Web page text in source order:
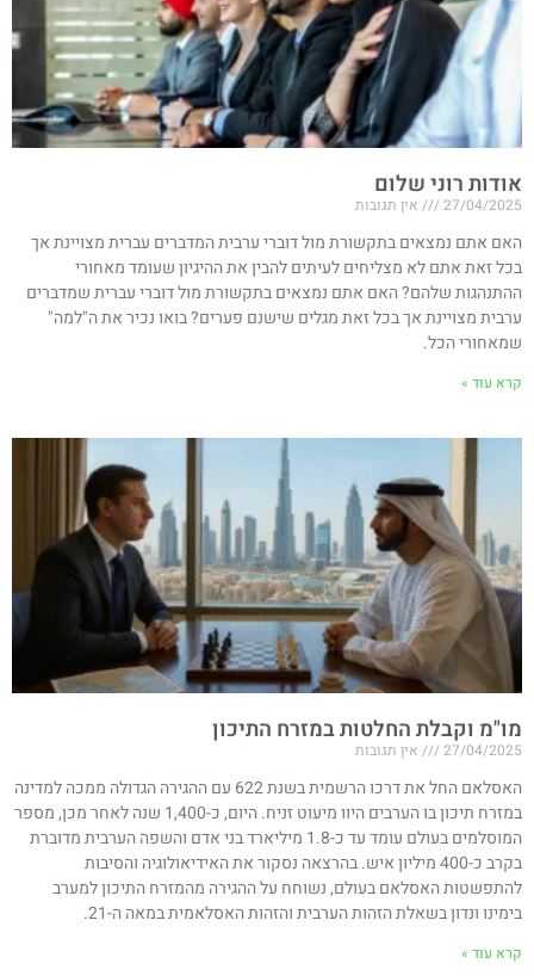
אודות רוני שלום
27/04/2025 אין תגובות
האם אתם נמצאים בתקשורת מול דוברי ערבית המדברים עברית מצויינת אך
בכל זאת אתם לא מצליחים לעיתים להבין את ההיגיון שעומד מאחורי
ההתנהגות שלהם? האם אתם נמצאים בתקשורת מול דוברי עברית שמדברים
ערבית מצויינת אך בכל זאת מגלים שישנם פערים? בואו נכיר את ה"למה"
שמאחורי הכל.
קרא עוד »
מו"מ וקבלת החלטות במזרח התיכון
27/04/2025 אין תגובות
האסלאם החל את דרכו הרשמית בשנת 622 עם ההגירה הגדולה ממכה למדינה
במזרח תיכון בו הערבים היוו מיעוט זניח. היום, כ-1,400 שנה לאחר מכן, מספר
המוסלמים בעולם עומד עד כ-1.8 מיליארד בני אדם והשפה הערבית מדוברת
בקרב כ-400 מיליון איש. בהרצאה נסקור את האידיאולוגיה והסיבות
להתפשטות האסלאם בעולם, נשוחח על ההגירה מהמזרח התיכון למערב
בימינו ונדון בשאלת הזהות הערבית והזהות האסלאמית במאה ה-21.
קרא עוד »